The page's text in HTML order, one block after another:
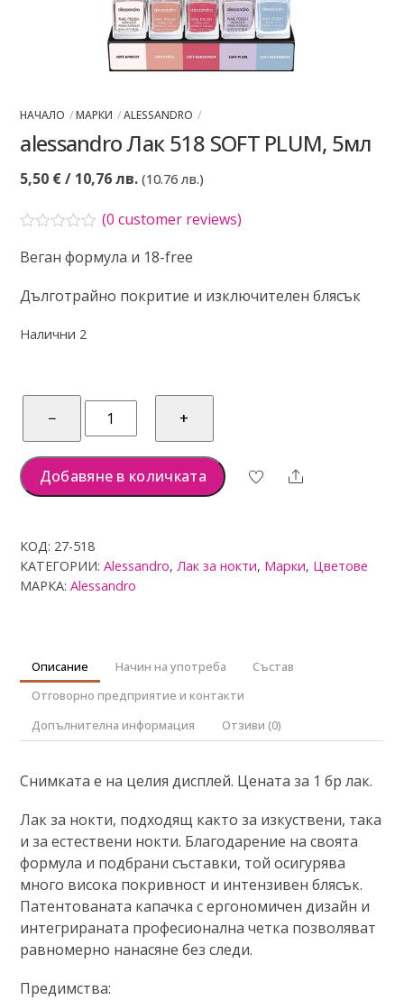
НАЧАЛО МАРКИ ALESSANDRO
alessandro Лак 518 SOFT PLUM, 5мл
5,50 €/ 10,76 лв.(10.76 лв.)
ц
е
о
с
5
(0 customer reviews)
Веган формула и 18-free
Дълготрайно покритие и изключителен блясък
Налични 2
−
количество
alessandro
Лак
518
5мл
+
Добавяне в количката Share
КОД: 27-518
КАТЕГОРИИ:Alessandro,Лак за нокти, Марки, Цветове
МАРКА:Alessandro
Описание Начин на употреба
Състав
Отговорно предприятие и контакти
Допълнителна информация
Отзиви (0)
Снимката е на целия дисплей. Цената за 1 бр лак.
Лак за нокти, подходящ както за изкуствени, така
и за естествени нокти. Благодарение на своята
формула и подбрани съставки, той осигурява
много висока покривност и интензивен блясък.
Патентованата капачка с ергономичен дизайн и
интегрираната професионална четка позволяват
равномерно нанасяне без следи.
Предимства: